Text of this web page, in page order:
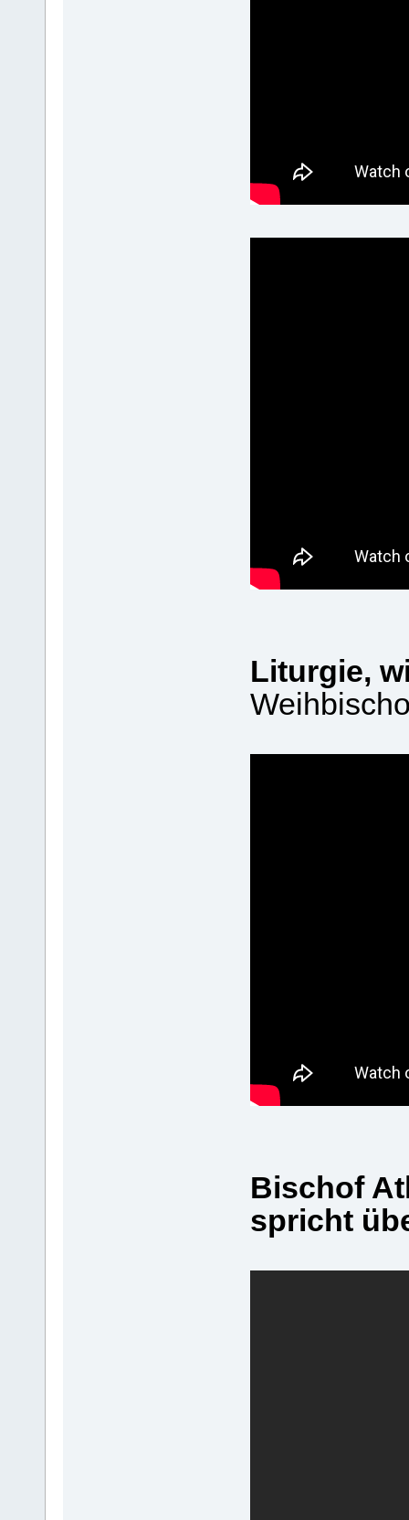
Liturgie,
Bischof
spricht